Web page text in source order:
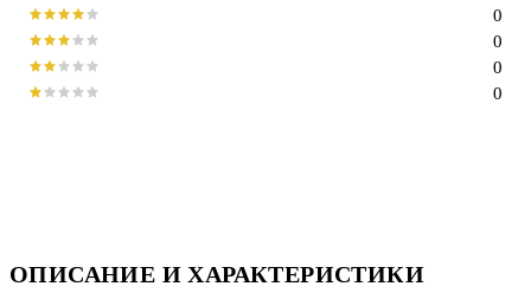
ОПИСАНИЕ И ХАРАКТЕРИСТИКИ
0
0
0
0